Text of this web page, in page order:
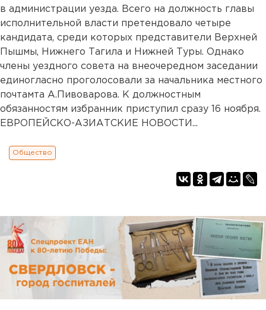
в администрации уезда. Всего на должность главы
исполнительной власти претендовало четыре
кандидата, среди которых представители Верхней
Пышмы, Нижнего Тагила и Нижней Туры. Однако
члены уездного совета на внеочередном заседании
единогласно проголосовали за начальника местного
почтамта А.Пивоварова. К должностным
обязанностям избранник приступил сразу 16 ноября.
ЕВРОПЕЙСКО-АЗИАТСКИЕ НОВОСТИ...
Общество